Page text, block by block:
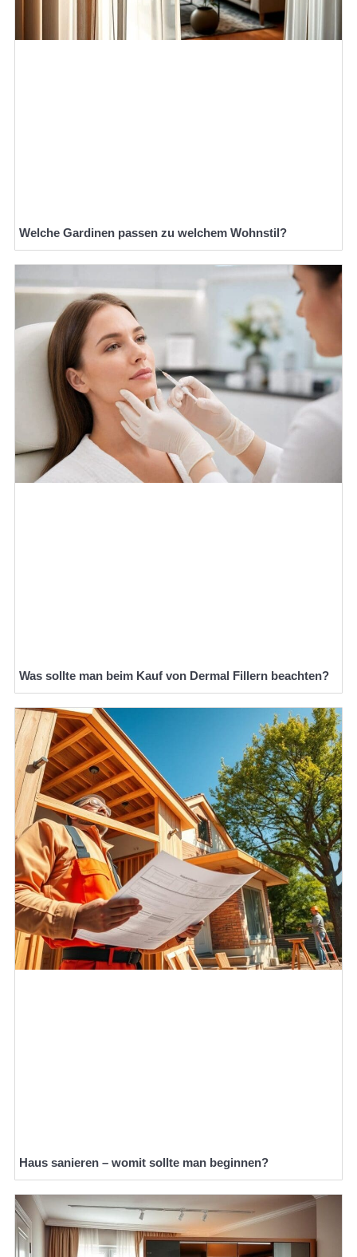
Welche Gardinen passen zu welchem Wohnstil?
Was sollte man beim Kauf von Dermal Fillern beachten?
Haus sanieren – womit sollte man beginnen?